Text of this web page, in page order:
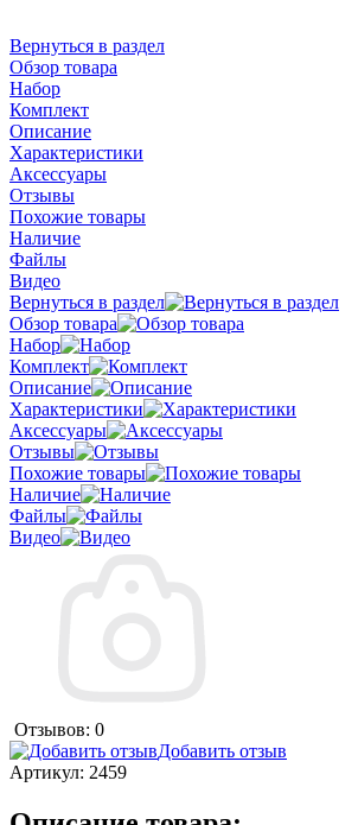
Вернуться в раздел
Обзор товара
Набор
Комплект
Описание
Характеристики
Аксессуары
Отзывы
Похожие товары
Наличие
Файлы
Видео
Вернуться в раздел
Обзор товара
Набор
Комплект
Описание
Характеристики
Аксессуары
Отзывы
Похожие товары
Наличие
Файлы
Видео
Отзывов: 0
Добавить отзыв
Артикул: 2459